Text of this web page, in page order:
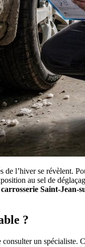
l’hiver se révèlent.
au sel de
carrosserie Saint-Jean-
?
un